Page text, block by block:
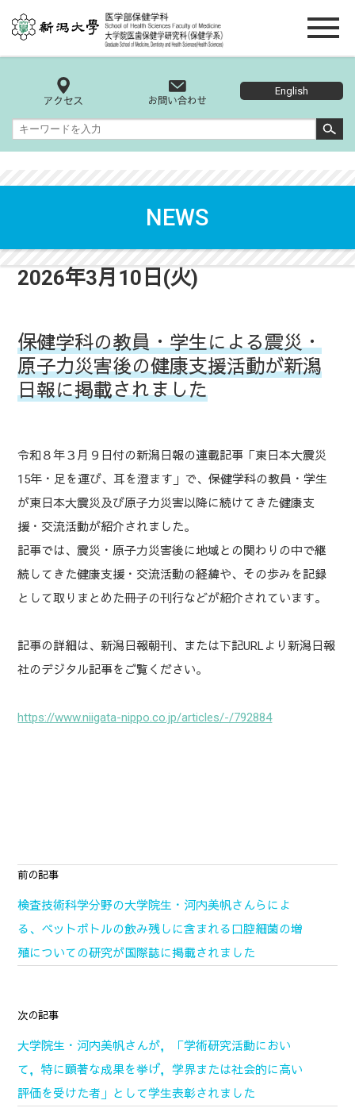
English
NEWS
2026年3月10日(火)
保健学科の教員・学生による震災・
原子力災害後の健康支援活動が新潟
日報に掲載されました
令和８年３月９日付の新潟日報の連載記事「東日本大震災
15年・足を運び、耳を澄ます」で、保健学科の教員・学生
が東日本大震災及び原子力災害以降に続けてきた健康支
援・交流活動が紹介されました。
記事では、震災・原子力災害後に地域との関わりの中で継
続してきた健康支援・交流活動の経緯や、その歩みを記録
として取りまとめた冊子の刊行などが紹介されています。
記事の詳細は、新潟日報朝刊、または下記URLより新潟日報
社のデジタル記事をご覧ください。
https://www.niigata-nippo.co.jp/articles/-/792884
前の記事
検査技術科学分野の大学院生・河内美帆さんらによ
る、ペットボトルの飲み残しに含まれる口腔細菌の増
殖についての研究が国際誌に掲載されました
次の記事
大学院生・河内美帆さんが，「学術研究活動におい
て，特に顕著な成果を挙げ，学界または社会的に高い
評価を受けた者」として学生表彰されました